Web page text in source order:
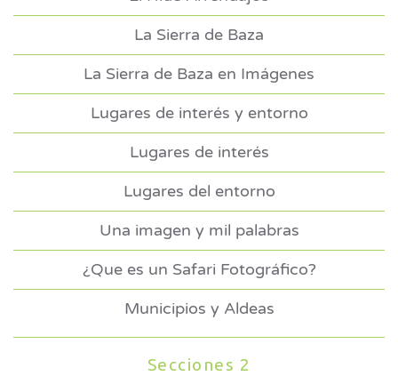
La Sierra de Baza
La Sierra de Baza en Imágenes
Lugares de interés y entorno
Lugares de interés
Lugares del entorno
Una imagen y mil palabras
¿Que es un Safari Fotográfico?
Municipios y Aldeas
Secciones 2